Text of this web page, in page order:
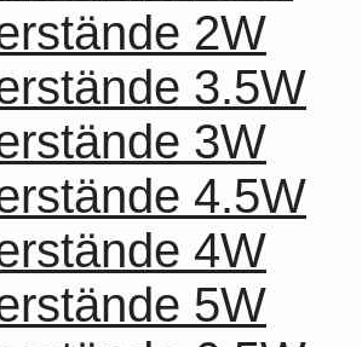
2W
3.5W
3W
4.5W
4W
5W